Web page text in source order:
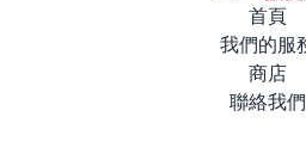
首頁
我們的服
商店
聯絡我們